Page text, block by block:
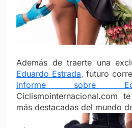
Además de traerte una
Eduardo Estrada, futuro
informe sobre
Ciclismointernacional.com
más destacadas del mundo